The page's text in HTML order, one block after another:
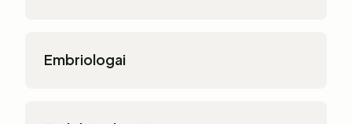
Embriologai